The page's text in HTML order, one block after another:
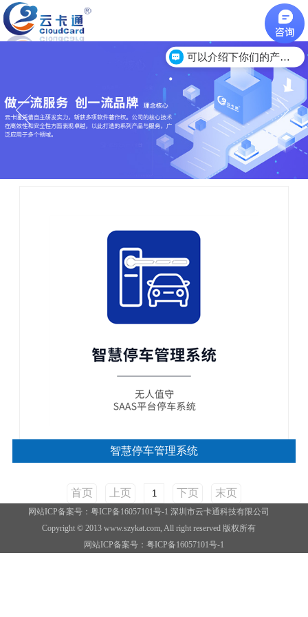
智慧停车管理系统
首页 上页 下页 末页
网站ICP备案号：粤ICP备16057101号-1 深圳市云卡通科技有限公司
Copyright © 2013 www.szykat.com, All right reserved 版权所有
网站ICP备案号： 粤ICP备16057101号-1
可以介绍下你们的产品么？